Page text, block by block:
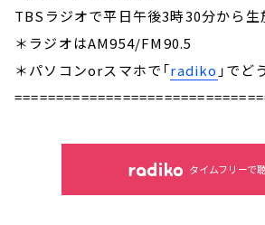
TBSラジオで平日午後3時30分から
＊ラジオはAM954/FM90.5
＊パソコンorスマホで「radiko 」で
タイムフリーで